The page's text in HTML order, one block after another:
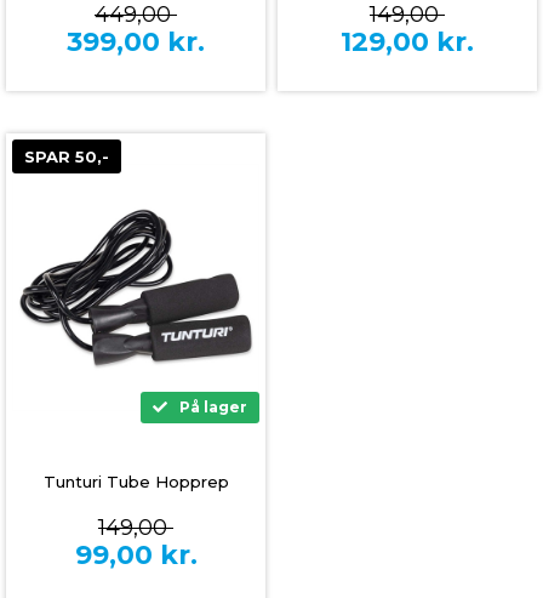
449,00
399,00 kr.
149,00
129,00 kr.
SPAR 50,-
På lager
Tunturi Tube Hopprep
149,00
99,00 kr.